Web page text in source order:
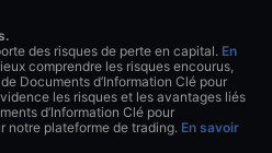
des risques de perte en capital. En
comprendre les risques encourus,
Documents d’Information Clé pour
les risques et les avantages liés
d’Information Clé pour
notre plateforme de trading. En savoir